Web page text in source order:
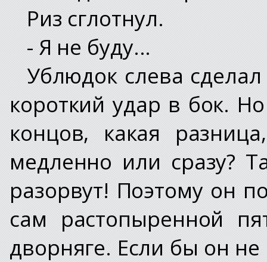
Риз сглотнул.
- Я не буду...
Ублюдок слева
короткий удар в бок.
концов, какая
медленно или сразу?
разорвут! Поэтому он
сам растопыренной
дворняге. Если бы он